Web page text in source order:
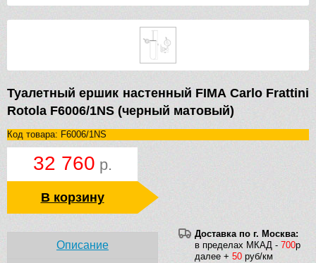
Туалетный ершик настенный FIMA Carlo Frattini
Rotola F6006/1NS (черный матовый)
Код товара: F6006/1NS
32 760 р.
В корзину
Доставка по г. Москва:
в пределах МКАД - 700р
далее + 50 руб/км
Описание